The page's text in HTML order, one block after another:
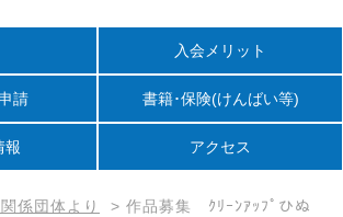
入会メリット
請 書籍･保険(けんばい等)
報 アクセス
係団体より > 作品募集 ｸﾘｰﾝｱｯﾌﾟひぬ